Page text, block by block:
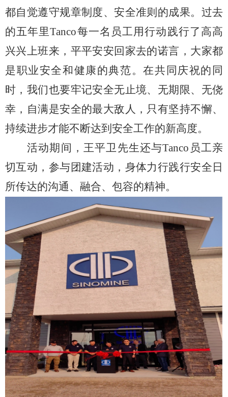
都自觉遵守规章制度、安全准则的成果。过去
的五年里Tanco每一名员工用行动践行了高高
兴兴上班来，平平安安回家去的诺言，大家都
是职业安全和健康的典范。在共同庆祝的同
时，我们也要牢记安全无止境、无期限、无侥
幸，自满是安全的最大敌人，只有坚持不懈、
持续进步才能不断达到安全工作的新高度。
活动期间，王平卫先生还与Tanco员工亲
切互动，参与团建活动，身体力行践行安全日
所传达的沟通、融合、包容的精神。